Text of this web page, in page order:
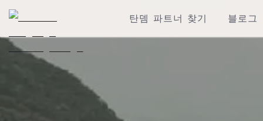
탄뎀 파트너 찾기 블로그